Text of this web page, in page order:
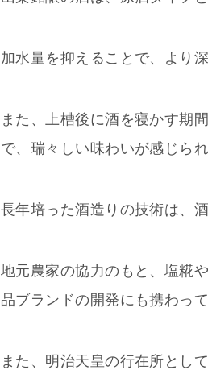
加水量を抑えることで、より
また、上槽後に酒を寝かす期
で、瑞々しい味わいが感じら
長年培った酒造りの技術は、
地元農家の協力のもと、塩糀
品ブランドの開発にも携わって
また、明治天皇の行在所とし